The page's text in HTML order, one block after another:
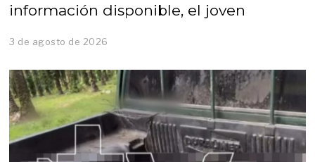
información disponible, el joven
3 de agosto de 2026
a
g
o
s
t
o
d